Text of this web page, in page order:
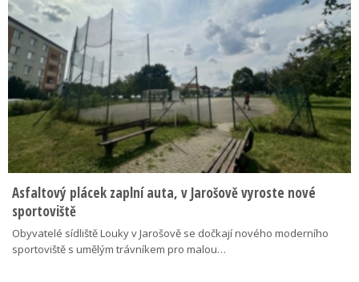
Asfaltový plácek zaplní auta, v Jarošově vyroste nové
sportoviště
Obyvatelé sídliště Louky v Jarošově se dočkají nového moderního
sportoviště s umělým trávníkem pro malou…